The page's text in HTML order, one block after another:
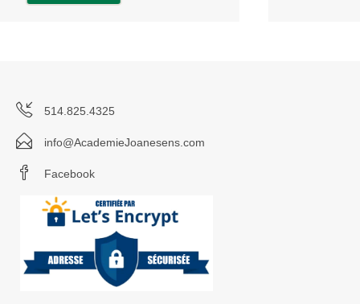
514.825.4325
info@AcademieJoanesens.com
Facebook